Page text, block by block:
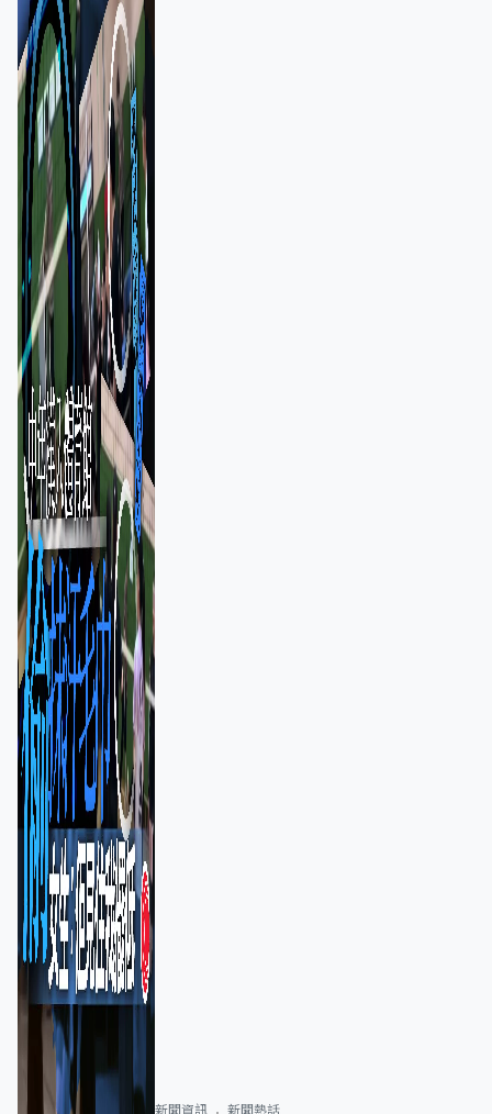
新聞資訊 新聞熱話